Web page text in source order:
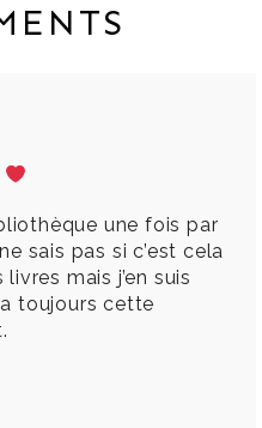
une fois par
sais pas si c’est cela
mais j’en suis
toujours cette